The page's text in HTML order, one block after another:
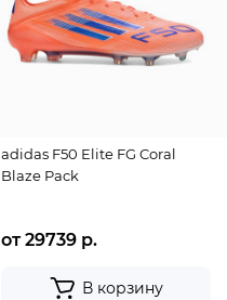
adidas F50 Elite FG Coral
Blaze Pack
от 29739 р.
В корзину